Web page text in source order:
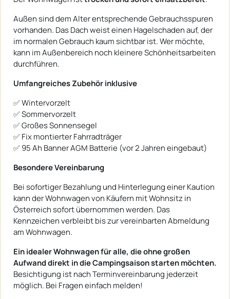
Außen sind dem Alter entsprechende Gebrauchsspuren
vorhanden. Das Dach weist einen Hagelschaden auf, der
im normalen Gebrauch kaum sichtbar ist. Wer möchte,
kann im Außenbereich noch kleinere Schönheitsarbeiten
durchführen.
Umfangreiches Zubehör inklusive
✅ Wintervorzelt
✅ Sommervorzelt
✅ Großes Sonnensegel
✅ Fix montierter Fahrradträger
✅ 95 Ah Banner AGM Batterie (vor 2 Jahren eingebaut)
Besondere Vereinbarung
Bei sofortiger Bezahlung und Hinterlegung einer Kaution
kann der Wohnwagen von Käufern mit Wohnsitz in
Österreich sofort übernommen werden. Das
Kennzeichen verbleibt bis zur vereinbarten Abmeldung
am Wohnwagen.
Ein idealer Wohnwagen für alle, die ohne großen
Aufwand direkt in die Campingsaison starten möchten.
Besichtigung ist nach Terminvereinbarung jederzeit
möglich. Bei Fragen einfach melden!